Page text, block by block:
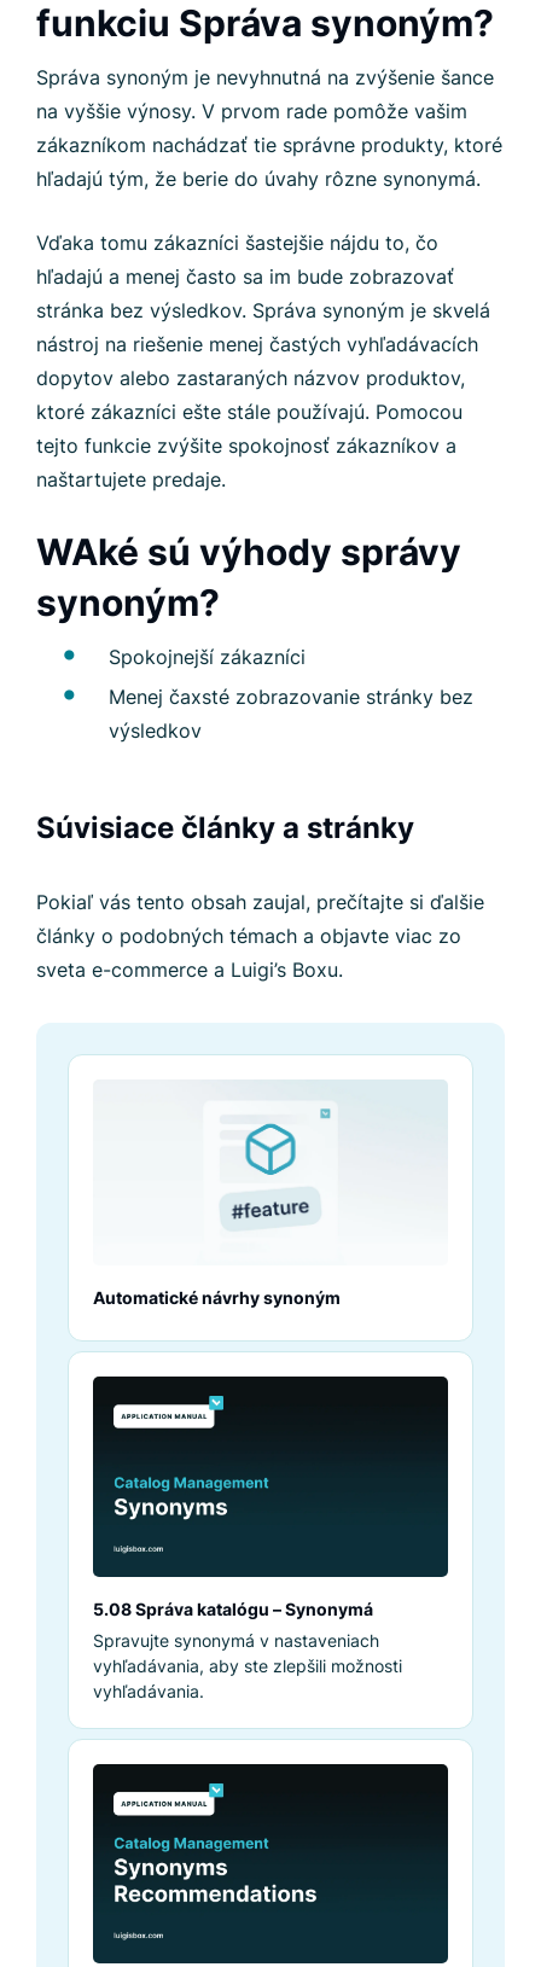
funkciu Správa synoným?
Správa synoným je nevyhnutná na zvýšenie šance
na vyššie výnosy. V prvom rade pomôže vašim
zákazníkom nachádzať tie správne produkty, ktoré
hľadajú tým, že berie do úvahy rôzne synonymá.
Vďaka tomu zákazníci šastejšie nájdu to, čo
hľadajú a menej často sa im bude zobrazovať
stránka bez výsledkov. Správa synoným je skvelá
nástroj na riešenie menej častých vyhľadávacích
dopytov alebo zastaraných názvov produktov,
ktoré zákazníci ešte stále používajú. Pomocou
tejto funkcie zvýšite spokojnosť zákazníkov a
naštartujete predaje.
WAké sú výhody správy
synoným?
Spokojnejší zákazníci
Menej čaxsté zobrazovanie stránky bez
výsledkov
Súvisiace články a stránky
Pokiaľ vás tento obsah zaujal, prečítajte si ďalšie
články o podobných témach a objavte viac zo
sveta e-commerce a Luigi’s Boxu.
Automatické návrhy synoným
5.08 Správa katalógu – Synonymá
Spravujte synonymá v nastaveniach
vyhľadávania, aby ste zlepšili možnosti
vyhľadávania.